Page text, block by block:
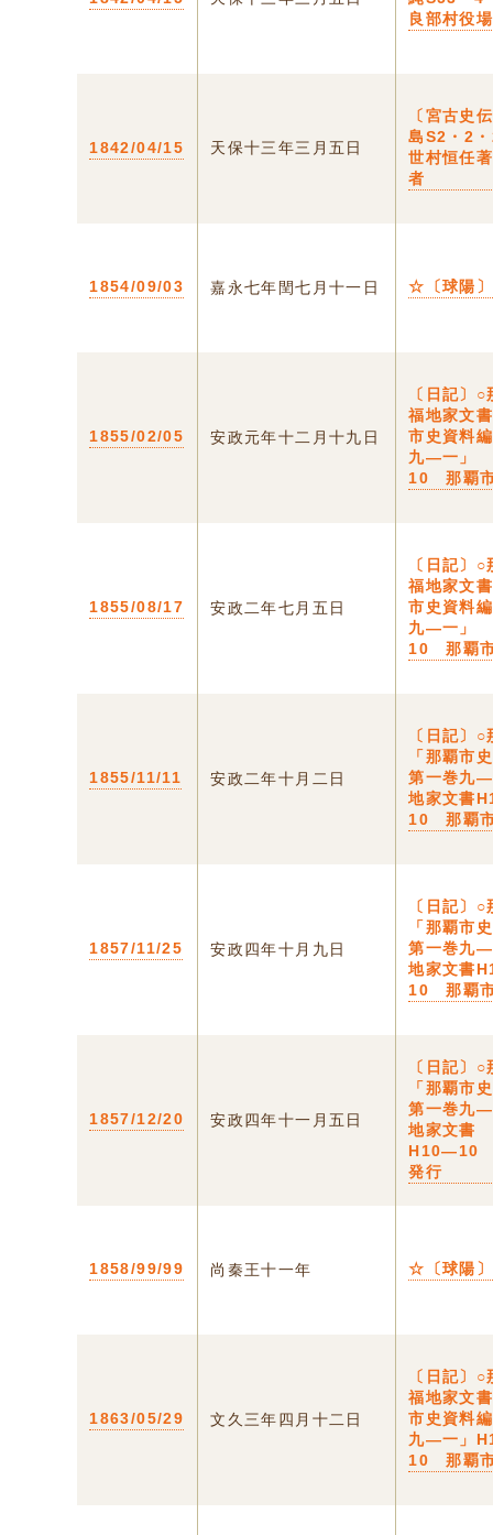
良部村役
1842/04/15 天保十三年三月五日
〔宮古史
島S2・2
世村恒任
者
1854/09/03 嘉永七年閏七月十一日 ☆〔球陽〕
1855/02/05 安政元年十二月十九日
〔日記
福地家文
市史資料
九―一」
10 那覇
1855/08/17 安政二年七月五日
〔日記
福地家文
市史資料
九―一」
10 那覇
1855/11/11 安政二年十月二日
〔日記〕
「那覇市
第一巻九
地家文書
10 那覇
1857/11/25 安政四年十月九日
〔日記〕
「那覇市
第一巻九
地家文書
10 那覇
1857/12/20 安政四年十一月五日
〔日記〕
「那覇市
第一巻九
地家文書
H10―10
発行
1858/99/99 尚秦王十一年 ☆〔球陽〕
1863/05/29 文久三年四月十二日
〔日記
福地家文
市史資料
九―一」
10 那覇